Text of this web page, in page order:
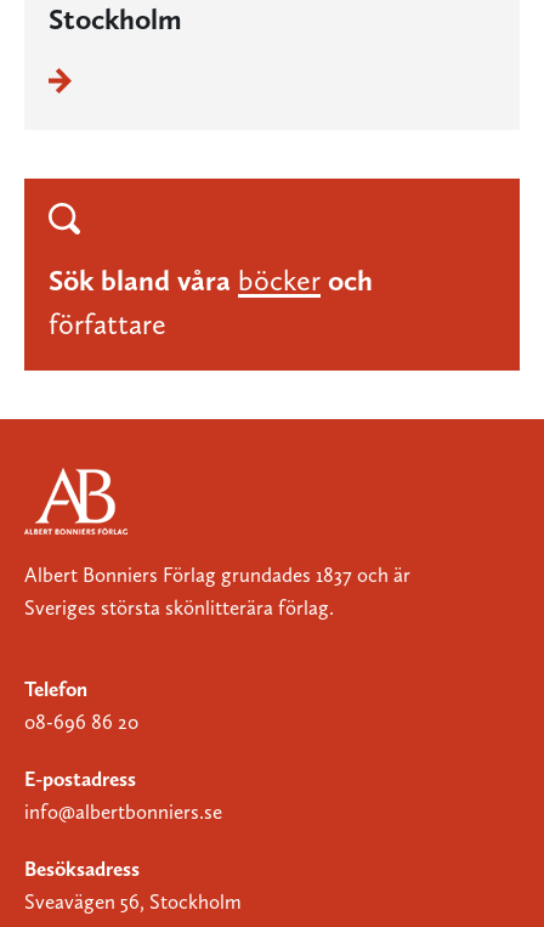
Stockholm
Sök bland våra böcker och
författare
Albert Bonniers Förlag grundades 1837 och är
Sveriges största skönlitterära förlag.
Telefon
08-696 86 20
E-postadress
info@albertbonniers.se
Besöksadress
Sveavägen 56, Stockholm